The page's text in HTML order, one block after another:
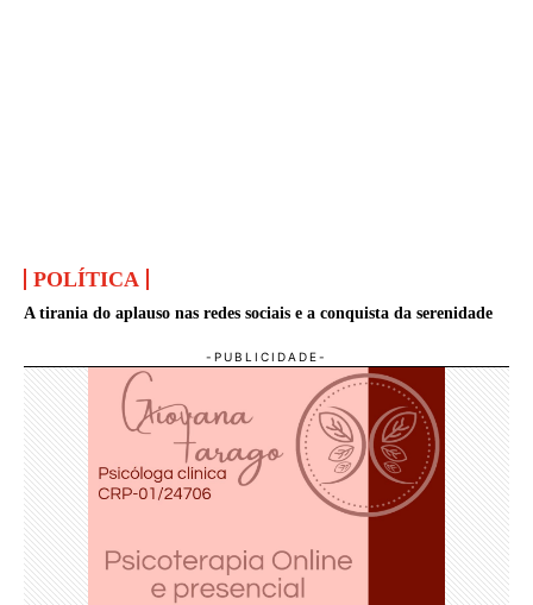
POLÍTICA
A tirania do aplauso nas redes sociais e a conquista da serenidade